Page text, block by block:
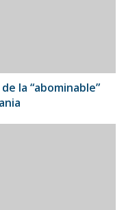
la “abominable”